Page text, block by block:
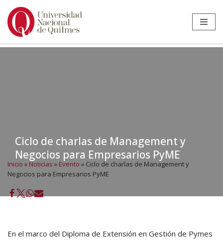
Ir
Ciclo de charlas de Management y
Negocios para Empresarios PyME
Inicio » Noticias » Evento » Ciclo de charlas de Management y
Negocios para Empresarios PyME
En el marco del Diploma de Extensión en Gestión de Pymes